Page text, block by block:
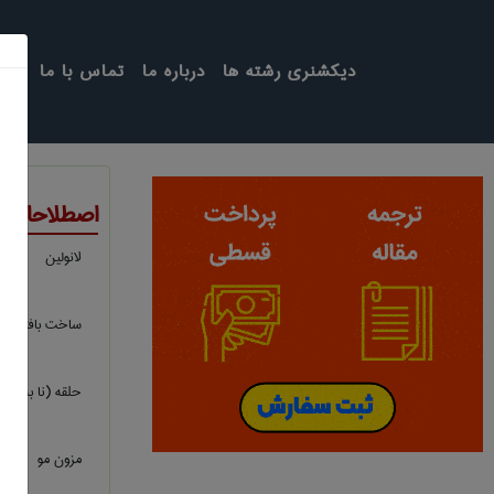
تماس با ما درباره ما دیکشنری رشته ها
اصطلاحات
لانولین
ساخت بافتی
حلقه (نا به
مزون مو